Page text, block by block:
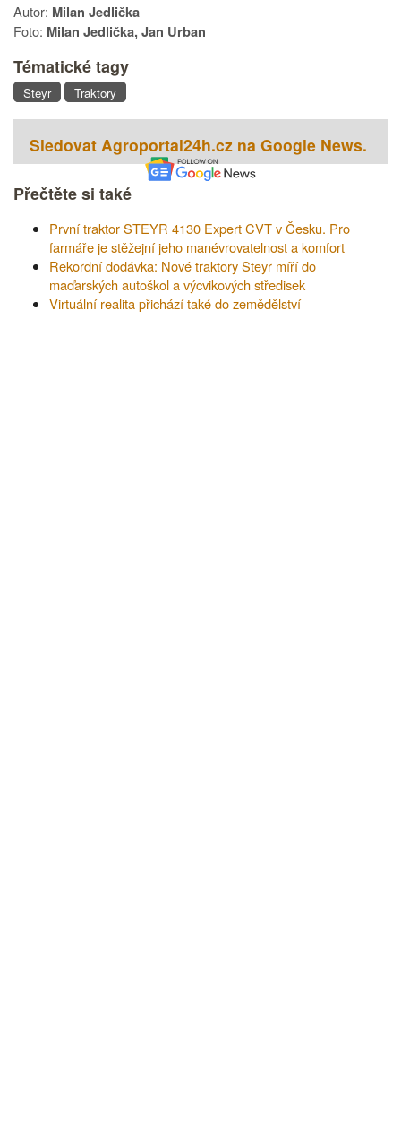
Autor: Milan Jedlička
Foto: Milan Jedlička, Jan Urban
Tématické tagy
Steyr Traktory
Sledovat Agroportal24h.cz na Google News.
Přečtěte si také
První traktor STEYR 4130 Expert CVT v Česku. Pro
farmáře je stěžejní jeho manévrovatelnost a komfort
Rekordní dodávka: Nové traktory Steyr míří do
maďarských autoškol a výcvikových středisek
Virtuální realita přichází také do zemědělství